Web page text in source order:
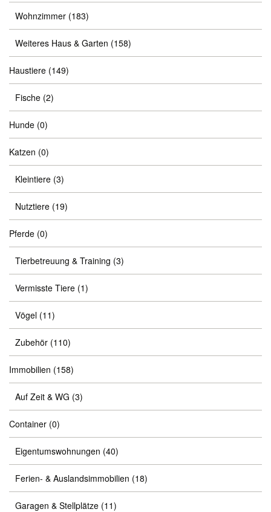
Wohnzimmer (183)
Weiteres Haus & Garten (158)
Haustiere (149)
Fische (2)
Hunde (0)
Katzen (0)
Kleintiere (3)
Nutztiere (19)
Pferde (0)
Tierbetreuung & Training (3)
Vermisste Tiere (1)
Vögel (11)
Zubehör (110)
Immobilien (158)
Auf Zeit & WG (3)
Container (0)
Eigentumswohnungen (40)
Ferien- & Auslandsimmobilien (18)
Garagen & Stellplätze (11)